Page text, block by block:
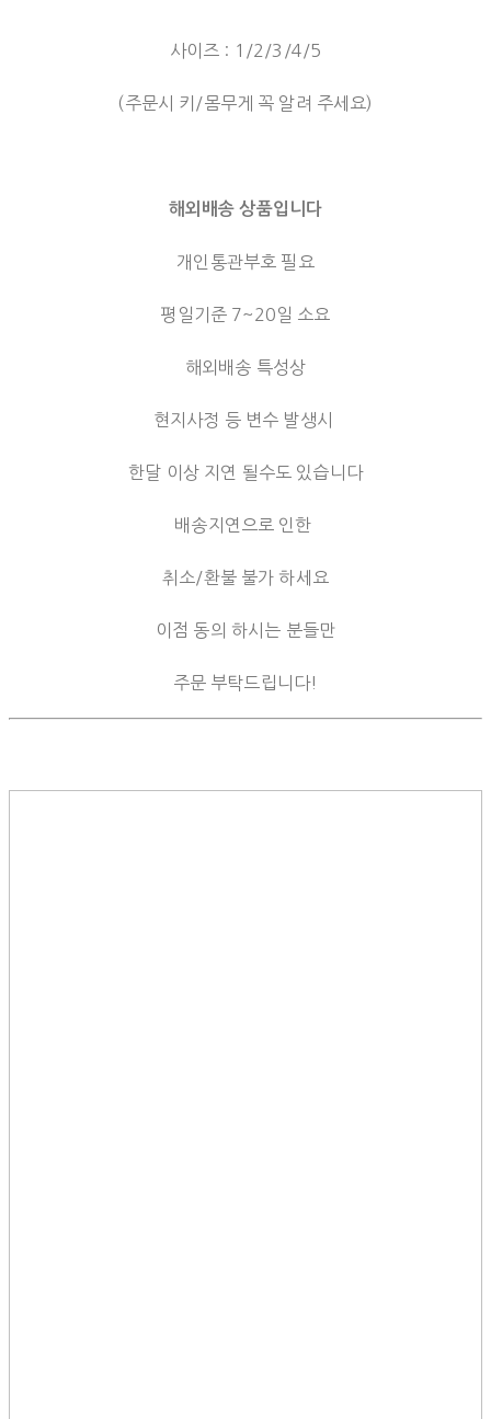
사이즈 : 1/2/3/4/5
(주문시 키/몸무게 꼭 알려 주세요)
해외배송 상품입니다
개인통관부호 필요
평일기준 7~20일 소요
해외배송 특성상
현지사정 등 변수 발생시
한달 이상 지연 될수도 있습니다
배송지연으로 인한
취소/환불 불가 하세요
이점 동의 하시는 분들만
주문 부탁드립니다!